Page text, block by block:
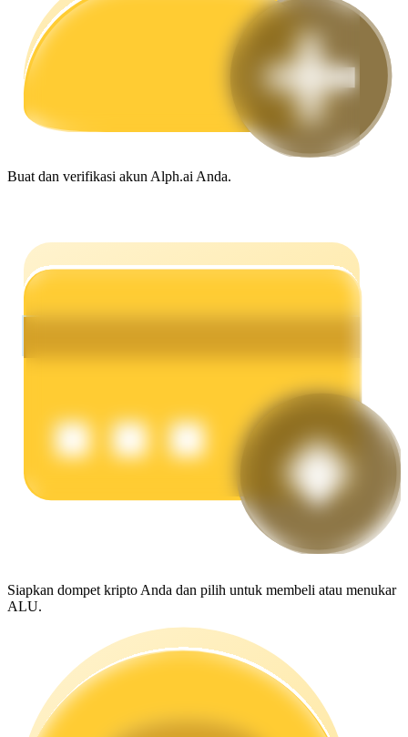
Strategi perdagangan
Menghasilkan
Dapatkan imbalan kompetitif setiap hari
Buat dan verifikasi akun Alph.ai Anda.
Siapkan dompet kripto Anda dan pilih untuk membeli atau menukar
ALU.